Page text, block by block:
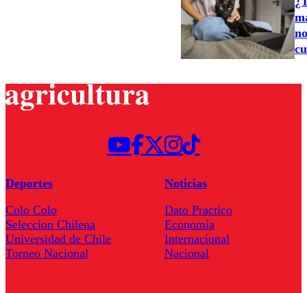
Deportes
Colo Colo
Seleccion Chilena
Universidad de Chile
Torneo Nacional
Noticias
Dato Practico
Economía
Internacional
Nacional